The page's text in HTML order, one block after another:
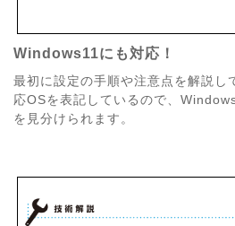
Windows11にも対応！
最初に設定の手順や注意点を解説し
応OSを表記しているので、
を見分けられます。